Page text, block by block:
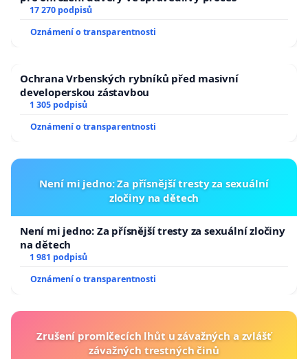
17 270 podpisů
Oznámení o transparentnosti
Ochrana Vrbenských rybníků před masivní
developerskou zástavbou
1 305 podpisů
Oznámení o transparentnosti
Není mi jedno: Za přísnější tresty za sexuální
zločiny na dětech
Není mi jedno: Za přísnější tresty za sexuální zločiny
na dětech
1 981 podpisů
Oznámení o transparentnosti
Zrušení promlčecích lhůt u závažných a zvlášť
závažných trestných činů